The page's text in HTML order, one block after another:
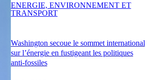
Washington secoue le sommet international
sur l’énergie en fustigeant les politiques
anti-fossiles
ENERGIE, ENVIRONNEMENT ET
TRANSPORT